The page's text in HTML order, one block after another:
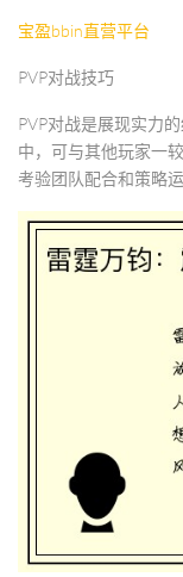
宝盈bbin直营平台
PVP对战技巧
PVP对战是展现实力
中，可与其他玩家一
考验团队配合和策略